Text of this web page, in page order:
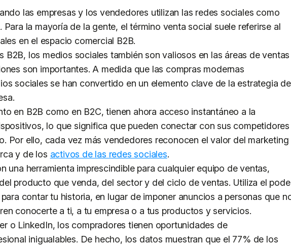
las empresas y los vendedores utilizan las redes sociales como
Para la mayoría de la gente, el término venta social suele referirse al
en el espacio comercial B2B.
B2B, los medios sociales también son valiosos en las áreas de ventas
son importantes. A medida que las compras modernas
sociales se han convertido en un elemento clave de la estrategia de
en B2B como en B2C, tienen ahora acceso instantáneo a la
lo que significa que pueden conectar con sus competidores
Por ello, cada vez más vendedores reconocen el valor del marketing
y de los activos de las redes sociales.
una herramienta imprescindible para cualquier equipo de ventas,
producto que venda, del sector y del ciclo de ventas. Utiliza el
contar tu historia, en lugar de imponer anuncios a personas que
conocerte a ti, a tu empresa o a tus productos y servicios.
o LinkedIn, los compradores tienen oportunidades de
inigualables. De hecho, los datos muestran que el 77% de los